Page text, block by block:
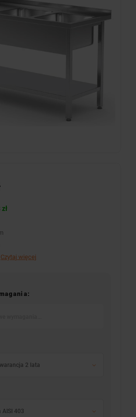
Czytaj więcej
2 lata
AISI 403